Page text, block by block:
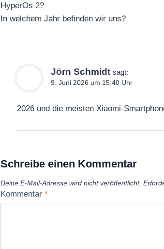
HyperOs 2?
In welchem Jahr befinden wir uns?
Jörn Schmidt sagt:
9. Juni 2026 um 15:40 Uhr
2026 und die meisten Xiaomi-
Schreibe einen Kommentar
Deine E-Mail-Adresse wird nicht veröffentlicht.
Kommentar *